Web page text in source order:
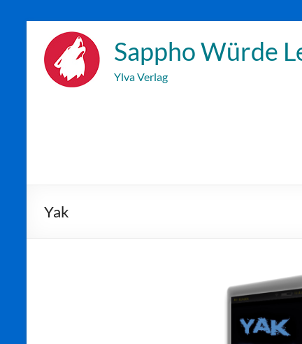
Inhalt
wechseln
Sappho Würde
Ylva Verlag
Yak